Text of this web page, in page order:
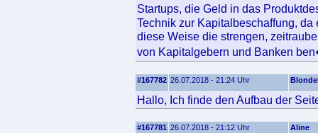
Startups, die Geld in das
Technik zur Kapitalbeschaffung,
diese Weise die strengen,
von Kapitalgebern und Banken
#167782 26.07.2018 - 21:24 Uhr
Hallo, Ich finde den Aufbau der
#167781 26.07.2018 - 21:12 Uhr Aline